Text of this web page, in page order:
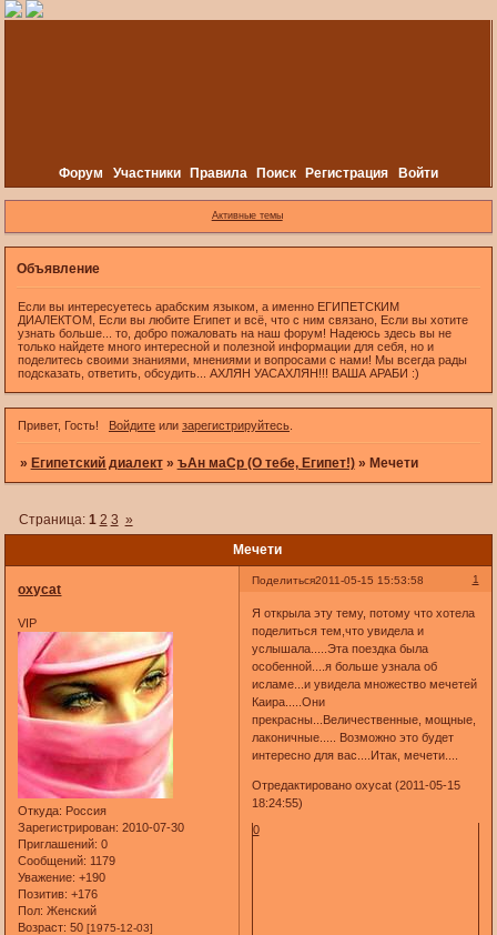
Форум Участники Правила Поиск Регистрация Войти
Активные темы
Объявление
Если вы интересуетесь арабским языком, а именно ЕГИПЕТСКИМ
ДИАЛЕКТОМ, Если вы любите Египет и всё, что с ним связано, Если вы хотите
узнать больше... то, добро пожаловать на наш форум! Надеюсь здесь вы не
только найдете много интересной и полезной информации для себя, но и
поделитесь своими знаниями, мнениями и вопросами с нами! Мы всегда рады
подсказать, ответить, обсудить... АХЛЯН УАСАХЛЯН!!! ВАША АРАБИ :)
Привет, Гость! Войдитеили зарегистрируйтесь.
» Египетский диалект » ъАн маСр (О тебе, Египет!) » Мечети
Мечети
Страница: 1 2 3 »
Поделиться 1
2011-05-15 15:53:58
oxycat
VIP
Откуда: Россия
Зарегистрирован: 2010-07-30
Приглашений: 0
Сообщений: 1179
Уважение: +190
Позитив: +176
Пол: Женский
Возраст: 50[1975-12-03]
Я открыла эту тему, потому что хотела
поделиться тем,что увидела и
услышала.....Эта поездка была
особенной....я больше узнала об
исламе...и увидела множество мечетей
Каира.....Они
прекрасны...Величественные, мощные,
лаконичные..... Возможно это будет
интересно для вас....Итак, мечети....
Отредактировано oxycat (2011-05-15
18:24:55)
0